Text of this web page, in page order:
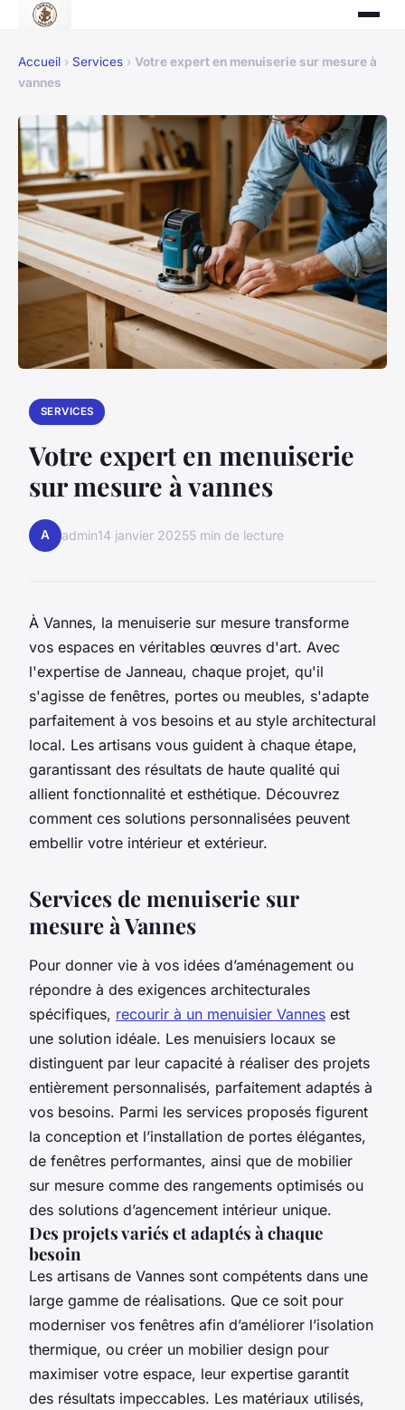
Accueil › Services › Votre expert en menuiserie sur mesure à
vannes
SERVICES
Votre expert en menuiserie
sur mesure à vannes
A admin14 janvier 20255 min de lecture
À Vannes, la menuiserie sur mesure transforme
vos espaces en véritables œuvres d'art. Avec
l'expertise de Janneau, chaque projet, qu'il
s'agisse de fenêtres, portes ou meubles, s'adapte
parfaitement à vos besoins et au style architectural
local. Les artisans vous guident à chaque étape,
garantissant des résultats de haute qualité qui
allient fonctionnalité et esthétique. Découvrez
comment ces solutions personnalisées peuvent
embellir votre intérieur et extérieur.
Services de menuiserie sur
mesure à Vannes
Pour donner vie à vos idées d’aménagement ou
répondre à des exigences architecturales
spécifiques, recourir à un menuisier Vannes est
une solution idéale. Les menuisiers locaux se
distinguent par leur capacité à réaliser des projets
entièrement personnalisés, parfaitement adaptés à
vos besoins. Parmi les services proposés figurent
la conception et l’installation de portes élégantes,
de fenêtres performantes, ainsi que de mobilier
sur mesure comme des rangements optimisés ou
des solutions d’agencement intérieur unique.
Des projets variés et adaptés à chaque
besoin
Les artisans de Vannes sont compétents dans une
large gamme de réalisations. Que ce soit pour
moderniser vos fenêtres afin d’améliorer l’isolation
thermique, ou créer un mobilier design pour
maximiser votre espace, leur expertise garantit
des résultats impeccables. Les matériaux utilisés,